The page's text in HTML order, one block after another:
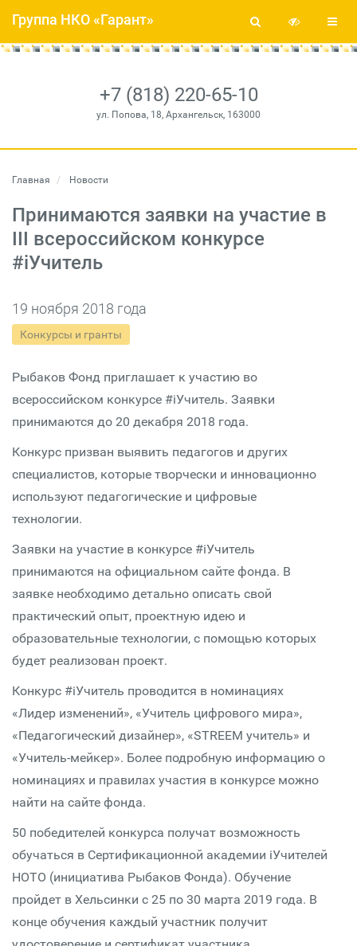
+7 (818) 220-65-10
ул. Попова, 18, Архангельск, 163000
Группа НКО «Гарант»
Главная Новости
Принимаются заявки на участие в
III всероссийском конкурсе
#iУчитель
19 ноября 2018 года
Конкурсы и гранты
Рыбаков Фонд приглашает к участию во
всероссийском конкурсе #iУчитель. Заявки
принимаются до 20 декабря 2018 года.
Конкурс призван выявить педагогов и других
специалистов, которые творчески и инновационно
используют педагогические и цифровые
технологии.
Заявки на участие в конкурсе #iУчитель
принимаются на официальном сайте фонда. В
заявке необходимо детально описать свой
практический опыт, проектную идею и
образовательные технологии, с помощью которых
будет реализован проект.
Конкурс #iУчитель проводится в номинациях
«Лидер изменений», «Учитель цифрового мира»,
«Педагогический дизайнер», «STREEM учитель» и
«Учитель-мейкер». Более подробную информацию о
номинациях и правилах участия в конкурсе можно
найти на сайте фонда.
50 победителей конкурса получат возможность
обучаться в Сертификационной академии iУчителей
НОТО (инициатива Рыбаков Фонда). Обучение
пройдет в Хельсинки с 25 по 30 марта 2019 года. В
конце обучения каждый участник получит